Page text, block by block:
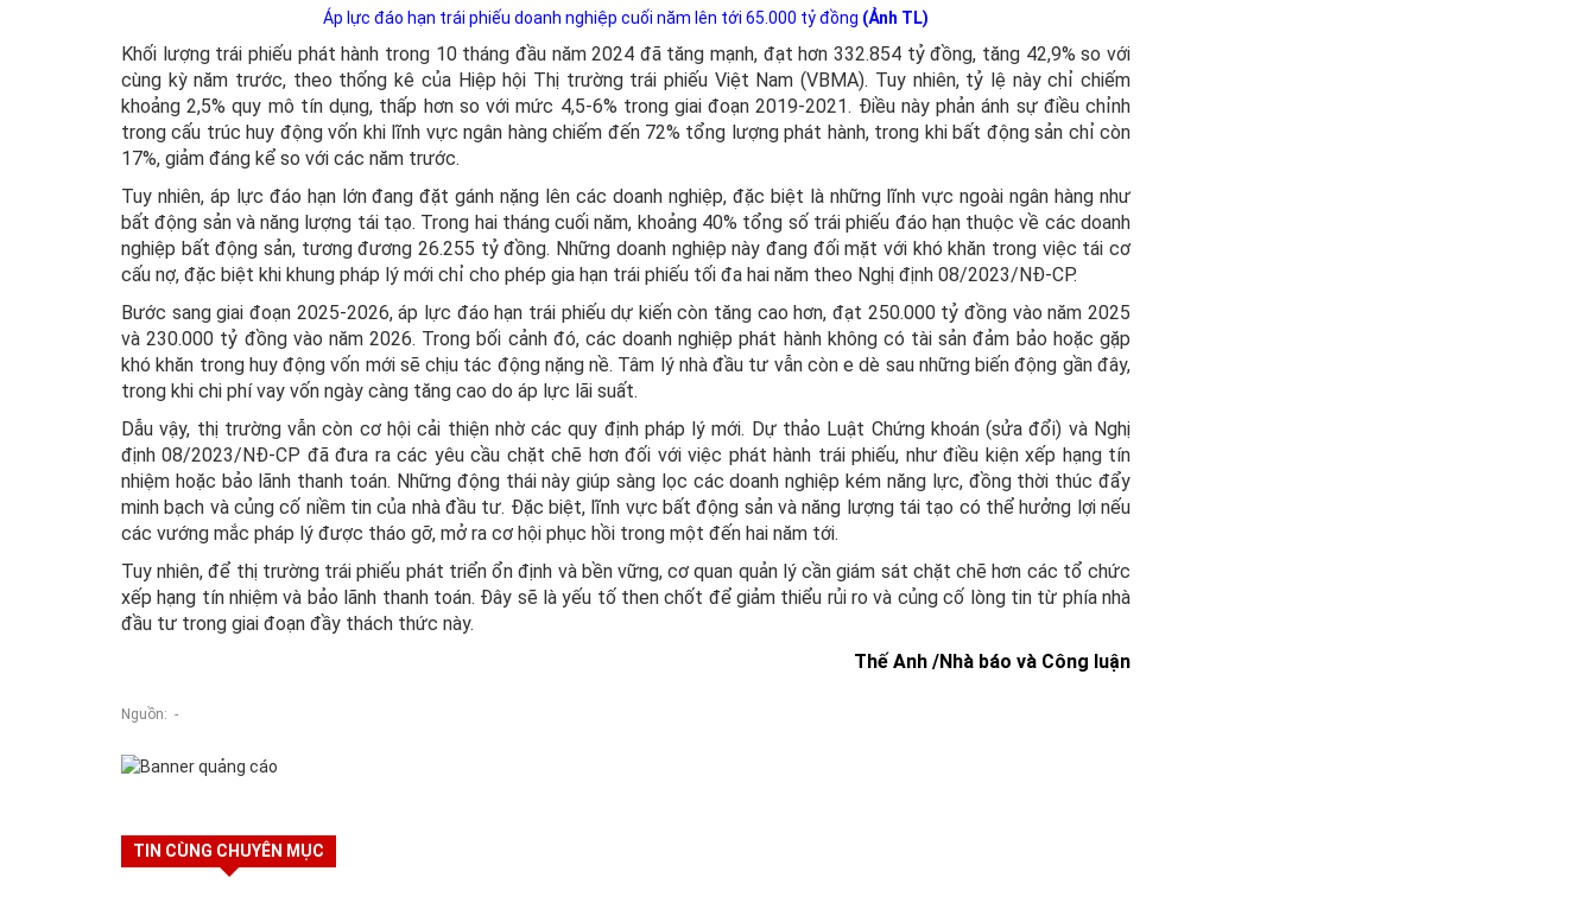
Áp lực đáo hạn trái phiếu doanh nghiệp cuối năm lên tới 65.000 tỷ đồng (Ảnh TL)
Khối lượng trái phiếu phát hành trong 10 tháng đầu năm 2024 đã tăng mạnh, đạt hơn 332.854 tỷ đồng, tăng 42,9% so với
cùng kỳ năm trước, theo thống kê của Hiệp hội Thị trường trái phiếu Việt Nam (VBMA). Tuy nhiên, tỷ lệ này chỉ chiếm
khoảng 2,5% quy mô tín dụng, thấp hơn so với mức 4,5-6% trong giai đoạn 2019-2021. Điều này phản ánh sự điều chỉnh
trong cấu trúc huy động vốn khi lĩnh vực ngân hàng chiếm đến 72% tổng lượng phát hành, trong khi bất động sản chỉ còn
17%, giảm đáng kể so với các năm trước.
Tuy nhiên, áp lực đáo hạn lớn đang đặt gánh nặng lên các doanh nghiệp, đặc biệt là những lĩnh vực ngoài ngân hàng như
bất động sản và năng lượng tái tạo. Trong hai tháng cuối năm, khoảng 40% tổng số trái phiếu đáo hạn thuộc về các doanh
nghiệp bất động sản, tương đương 26.255 tỷ đồng. Những doanh nghiệp này đang đối mặt với khó khăn trong việc tái cơ
cấu nợ, đặc biệt khi khung pháp lý mới chỉ cho phép gia hạn trái phiếu tối đa hai năm theo Nghị định 08/2023/NĐ-CP.
Bước sang giai đoạn 2025-2026, áp lực đáo hạn trái phiếu dự kiến còn tăng cao hơn, đạt 250.000 tỷ đồng vào năm 2025
và 230.000 tỷ đồng vào năm 2026. Trong bối cảnh đó, các doanh nghiệp phát hành không có tài sản đảm bảo hoặc gặp
khó khăn trong huy động vốn mới sẽ chịu tác động nặng nề. Tâm lý nhà đầu tư vẫn còn e dè sau những biến động gần đây,
trong khi chi phí vay vốn ngày càng tăng cao do áp lực lãi suất.
Dẫu vậy, thị trường vẫn còn cơ hội cải thiện nhờ các quy định pháp lý mới. Dự thảo Luật Chứng khoán (sửa đổi) và Nghị
định 08/2023/NĐ-CP đã đưa ra các yêu cầu chặt chẽ hơn đối với việc phát hành trái phiếu, như điều kiện xếp hạng tín
nhiệm hoặc bảo lãnh thanh toán. Những động thái này giúp sàng lọc các doanh nghiệp kém năng lực, đồng thời thúc đẩy
minh bạch và củng cố niềm tin của nhà đầu tư. Đặc biệt, lĩnh vực bất động sản và năng lượng tái tạo có thể hưởng lợi nếu
các vướng mắc pháp lý được tháo gỡ, mở ra cơ hội phục hồi trong một đến hai năm tới.
Tuy nhiên, để thị trường trái phiếu phát triển ổn định và bền vững, cơ quan quản lý cần giám sát chặt chẽ hơn các tổ chức
xếp hạng tín nhiệm và bảo lãnh thanh toán. Đây sẽ là yếu tố then chốt để giảm thiểu rủi ro và củng cố lòng tin từ phía nhà
đầu tư trong giai đoạn đầy thách thức này.
Thế Anh /Nhà báo và Công luận
Nguồn: -
TIN CÙNG CHUYÊN MỤC